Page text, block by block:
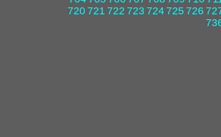
720 721 722 723 724 725 726